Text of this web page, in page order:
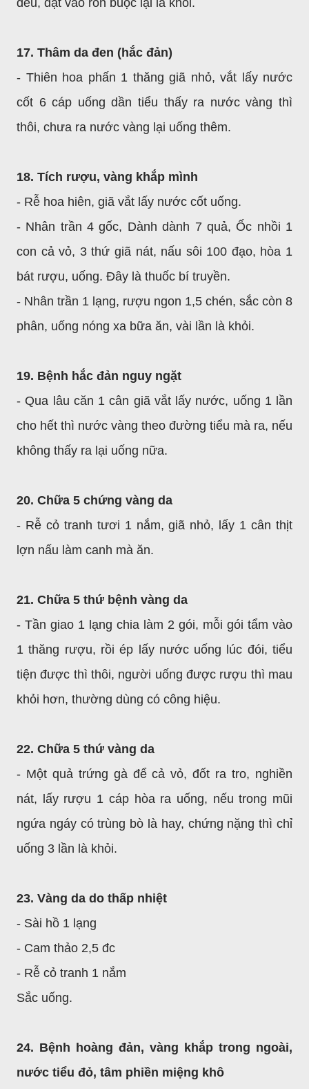
17. Thâm da đen (hắc đản)
- Thiên hoa phấn 1 thăng giã nhỏ, vắt lấy nước
cốt 6 cáp uống dần tiểu thấy ra nước vàng thì
thôi, chưa ra nước vàng lại uống thêm.
18. Tích rượu, vàng khắp mình
- Rễ hoa hiên, giã vắt lấy nước cốt uống.
- Nhân trần 4 gốc, Dành dành 7 quả, Ốc nhồi 1
con cả vỏ, 3 thứ giã nát, nấu sôi 100 đạo, hòa 1
bát rượu, uống. Đây là thuốc bí truyền.
- Nhân trần 1 lạng, rượu ngon 1,5 chén, sắc còn 8
phân, uống nóng xa bữa ăn, vài lần là khỏi.
19. Bệnh hắc đản nguy ngặt
- Qua lâu căn 1 cân giã vắt lấy nước, uống 1 lần
cho hết thì nước vàng theo đường tiểu mà ra, nếu
không thấy ra lại uống nữa.
20. Chữa 5 chứng vàng da
- Rễ cỏ tranh tươi 1 nắm, giã nhỏ, lấy 1 cân thịt
lợn nấu làm canh mà ăn.
21. Chữa 5 thứ bệnh vàng da
- Tần giao 1 lạng chia làm 2 gói, mỗi gói tẩm vào
1 thăng rượu, rồi ép lấy nước uống lúc đói, tiểu
tiện được thì thôi, người uống được rượu thì mau
khỏi hơn, thường dùng có công hiệu.
22. Chữa 5 thứ vàng da
- Một quả trứng gà để cả vỏ, đốt ra tro, nghiền
nát, lấy rượu 1 cáp hòa ra uống, nếu trong mũi
ngứa ngáy có trùng bò là hay, chứng nặng thì chỉ
uống 3 lần là khỏi.
23. Vàng da do thấp nhiệt
- Sài hồ 1 lạng
- Cam thảo 2,5 đc
- Rễ cỏ tranh 1 nắm
Sắc uống.
24. Bệnh hoàng đản, vàng khắp trong ngoài,
nước tiểu đỏ, tâm phiền miệng khô